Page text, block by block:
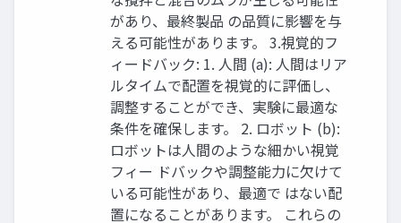
があり、最終製品 の品質に影響を与
える可能性があります。 3.視覚的フ
ィードバック: 1. 人間 (a): 人間はリア
ルタイムで配置を視覚的に評価し、
調整することができ、実験に最適な
条件を確保します。 2. ロボット (b):
ロボットは人間のような細かい視覚
フィー ドバックや調整能力に欠けて
いる可能性があり、最適で はない配
置になることがあります。 これらの